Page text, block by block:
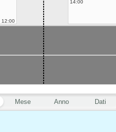
Mese Anno Dati
12:00
14:00